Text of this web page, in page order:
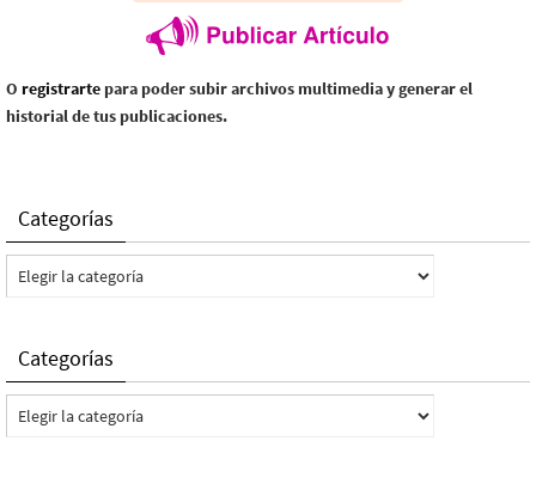
O registrarte para poder subir archivos multimedia y generar el
historial de tus publicaciones.
Categorías
Categorías
Categorías
Categorías